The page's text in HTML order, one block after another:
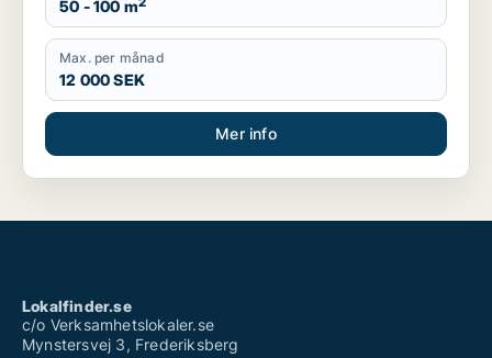
50 - 100 m
Max. per månad
12 000 SEK
Mer info
Lokalfinder.se
c/o Verksamhetslokaler.se
Mynstersvej 3, Frederiksberg